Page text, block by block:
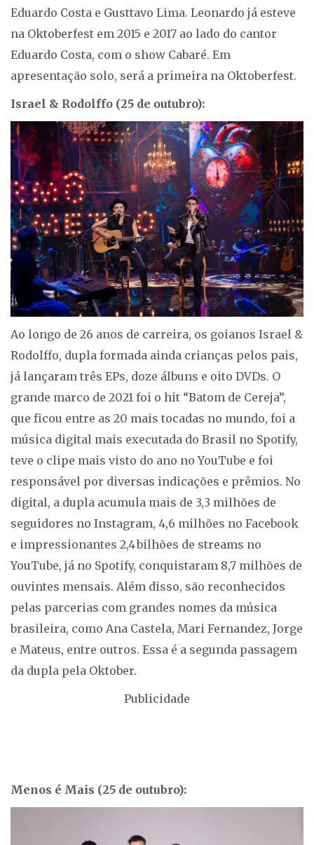
Eduardo Costa e Gusttavo Lima. Leonardo já esteve
na Oktoberfest em 2015 e 2017 ao lado do cantor
Eduardo Costa, com o show Cabaré. Em
apresentação solo, será a primeira na Oktoberfest.
Israel & Rodolffo (25 de outubro):
Ao longo de 26 anos de carreira, os goianos Israel &
Rodolffo, dupla formada ainda crianças pelos pais,
já lançaram três EPs, doze álbuns e oito DVDs. O
grande marco de 2021 foi o hit “Batom de Cereja”,
que ficou entre as 20 mais tocadas no mundo, foi a
música digital mais executada do Brasil no Spotify,
teve o clipe mais visto do ano no YouTube e foi
responsável por diversas indicações e prêmios. No
digital, a dupla acumula mais de 3,3 milhões de
seguidores no Instagram, 4,6 milhões no Facebook
e impressionantes 2,4 bilhões de streams no
YouTube, já no Spotify, conquistaram 8,7 milhões de
ouvintes mensais. Além disso, são reconhecidos
pelas parcerias com grandes nomes da música
brasileira, como Ana Castela, Mari Fernandez, Jorge
e Mateus, entre outros. Essa é a segunda passagem
da dupla pela Oktober.
Publicidade
Menos é Mais (25 de outubro):